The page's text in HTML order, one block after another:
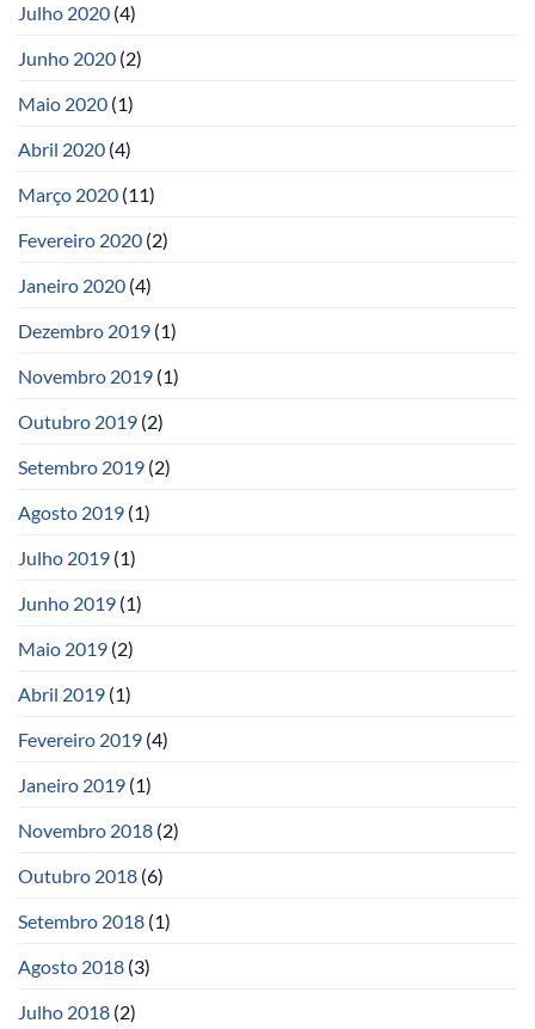
Julho 2020 (4)
Junho 2020 (2)
Maio 2020 (1)
Abril 2020 (4)
Março 2020 (11)
Fevereiro 2020 (2)
Janeiro 2020 (4)
Dezembro 2019 (1)
Novembro 2019 (1)
Outubro 2019 (2)
Setembro 2019 (2)
Agosto 2019 (1)
Julho 2019 (1)
Junho 2019 (1)
Maio 2019 (2)
Abril 2019 (1)
Fevereiro 2019 (4)
Janeiro 2019 (1)
Novembro 2018 (2)
Outubro 2018 (6)
Setembro 2018 (1)
Agosto 2018 (3)
Julho 2018 (2)